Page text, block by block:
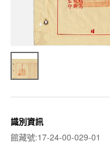
識別資訊
館藏號:17-24-00-029-01